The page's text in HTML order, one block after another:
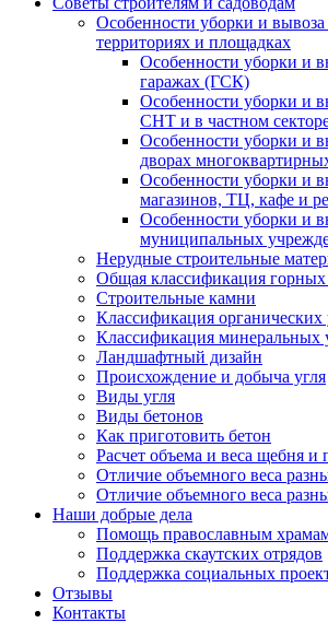
Особенности уборки и вывоза
территориях и площадках
Особенности уборки и
гаражах (ГСК)
Особенности уборки и
СНТ и в частном
Особенности уборки и
дворах
Особенности уборки и
магазинов, ТЦ, кафе и
Особенности уборки и
муниципальных
Нерудные строительные
Общая классификация
Строительные камни
Классификация органических
Классификация минеральных
Ландшафтный дизайн
Происхождение и добыча угля
Виды угля
Виды бетонов
Как приготовить бетон
Расчет объема и веса щебня и
Отличие объемного веса
Отличие объемного веса
Наши добрые дела
Помощь православным
Поддержка скаутских отрядов
Поддержка социальных
Отзывы
Контакты